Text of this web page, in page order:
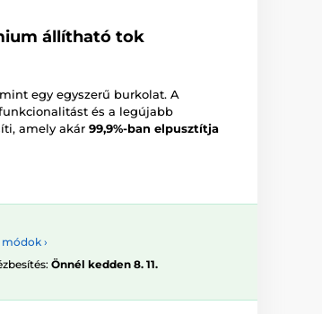
állítható tok
egy egyszerű burkolat. A
és a legújabb
amely akár 99,9%-ban elpusztítja
›
Önnél kedden 8. 11.